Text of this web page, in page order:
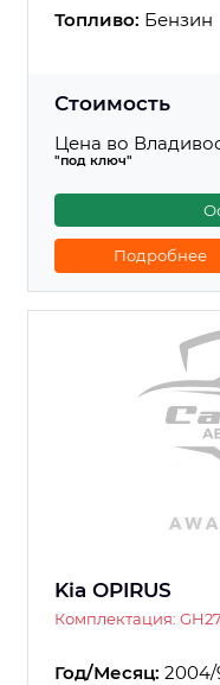
Топливо: Бензин
Стоимость
Цена во
"под ключ"
Подробнее
Kia OPIRUS
Комплектация:
Год/Месяц: 2004/